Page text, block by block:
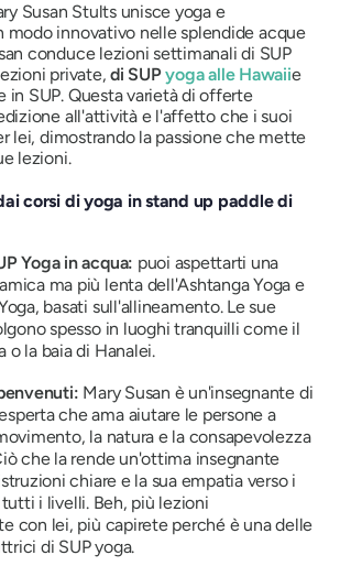
Susan Stults unisce yoga e
modo innovativo nelle splendide acque
conduce lezioni settimanali di SUP
private,di SUPyoga alle Hawaiie
in SUP. Questa varietà di offerte
all'attività e l'affetto che i suoi
lei, dimostrando la passione che mette
lezioni.
corsi di yoga in stand up paddle di
Yoga in acqua: puoi aspettarti una
ma più lenta dell'Ashtanga Yoga e
basati sull'allineamento. Le sue
spesso in luoghi tranquilli come il
o la baia di Hanalei.
Mary Susan è un'insegnante di
che ama aiutare le persone a
la natura e la consapevolezza
che la rende un'ottima insegnante
chiare e la sua empatia verso i
i livelli. Beh, più lezioni
con lei, più capirete perché è una delle
di SUP yoga.